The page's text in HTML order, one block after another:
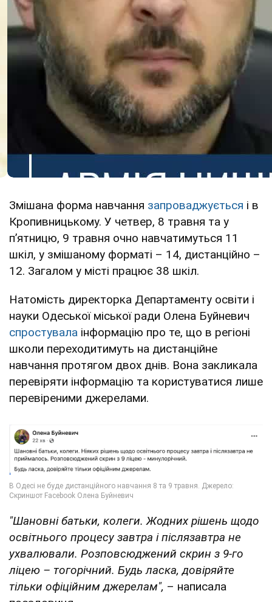
Змішана форма навчання запроваджується і в
Кропивницькому. У четвер, 8 травня та у
п’ятницю, 9 травня очно навчатимуться 11
шкіл, у змішаному форматі – 14, дистанційно –
12. Загалом у місті працює 38 шкіл.
Натомість директорка Департаменту освіти і
науки Одеської міської ради Олена Буйневич
спростувала інформацію про те, що в регіоні
школи переходитимуть на дистанційне
навчання протягом двох днів. Вона закликала
перевіряти інформацію та користуватися лише
перевіреними джерелами.
"Шановні батьки, колеги. Жодних рішень щодо
освітнього процесу завтра і післязавтра не
ухвалювали. Розповсюджений скрин з 9-го
ліцею – тогорічний. Будь ласка, довіряйте
тільки офіційним джерелам", – написала